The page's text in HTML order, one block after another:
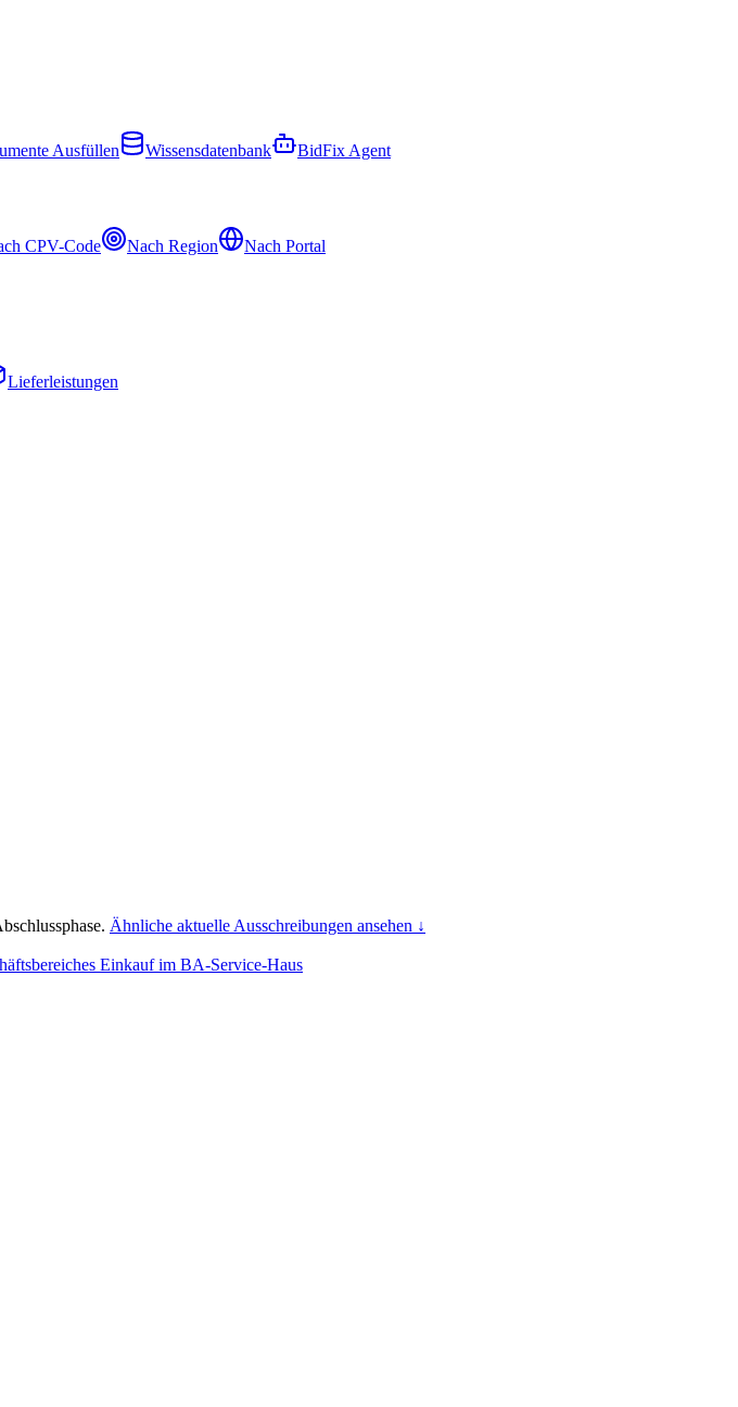
Ausfüllen Wissensdatenbank BidFix Agent
CPV-Code Nach Region Nach Portal
Lieferleistungen
Ähnliche aktuelle Ausschreibungen ansehen ↓
Einkauf im BA-Service-Haus